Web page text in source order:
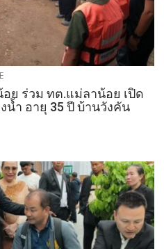
ย ร่วม ทต.แม่ลาน้อย เปิด
ำ อายุ 35 ปี บ้านวังคัน